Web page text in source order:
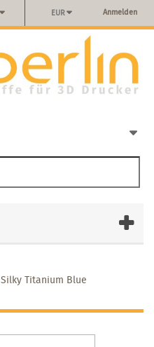
Anmelden
EUR
Silky Titanium Blue